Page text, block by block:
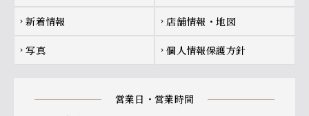
chevron_right 新着情報 chevron_right 店舗情報・地図
chevron_right 写真 chevron_right 個人情報保護方針
営業日・営業時間